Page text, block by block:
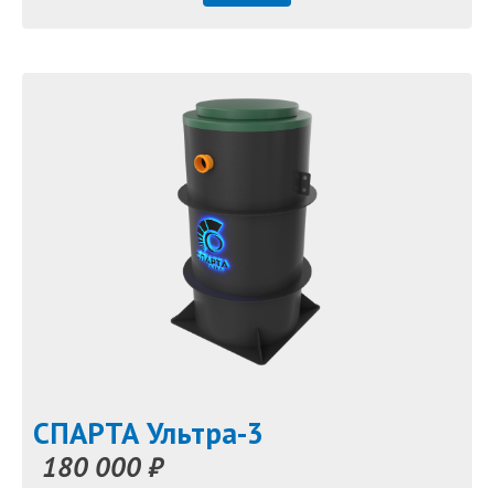
СПАРТА Ультра-3
180 000 ₽